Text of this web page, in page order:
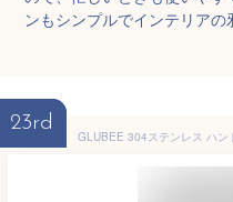
ンもシンプルでインテリアの
23rd